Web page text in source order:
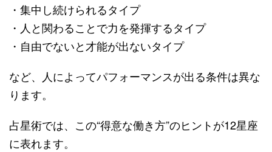
・集中し続けられるタイプ
・人と関わることで力を発揮するタイプ
・自由でないと才能が出ないタイプ
など、人によってパフォーマンスが出る条件は異な
ります。
占星術では、この“得意な働き方”のヒントが12星座
に表れます。